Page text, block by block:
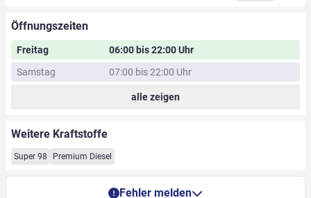
Öffnungszeiten
Freitag
06:00 bis 22:00 Uhr
Samstag
07:00 bis 22:00 Uhr
alle zeigen
Weitere Kraftstoffe
Super 98 Premium Diesel
Fehler melden